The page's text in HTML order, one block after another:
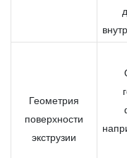
Геометрия
поверхности
экструзии